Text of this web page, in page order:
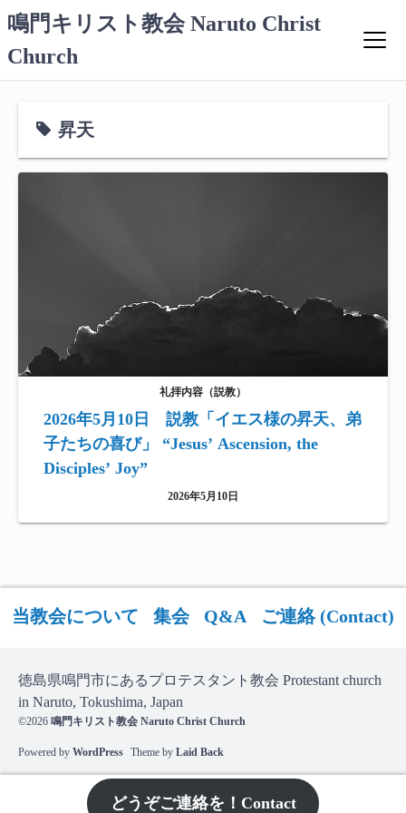
ン
テ
鳴門キリスト教会 Naruto Christ
Church
昇天
礼拝内容（説教）
2026年5月10日 説教「イエス様の昇天、弟
子たちの喜び」 “Jesus’ Ascension, the
Disciples’ Joy”
2026年5月10日
当教会について 集会 Q&A ご連絡 (Contact)
徳島県鳴門市にあるプロテスタント教会 Protestant church
in Naruto, Tokushima, Japan
©2026 鳴門キリスト教会 Naruto Christ Church
Powered by WordPress Theme by Laid Back
どうぞご連絡を！Contact